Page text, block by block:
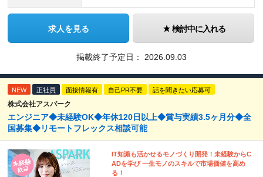
求人を見る 検討中に入れる
掲載終了予定日： 2026.09.03
NEW 正社員 面接情報有 自己PR不要 話を聞きたい応募可
株式会社アスパーク
エンジニア◆未経験OK◆年休120日以上◆賞与実績3.5ヶ月分◆全
国募集◆リモートフレックス相談可能
IT知識も活かせるモノづくり開発！未経験からC
ADを学び 一生モノのスキルで市場価値を高め
る！